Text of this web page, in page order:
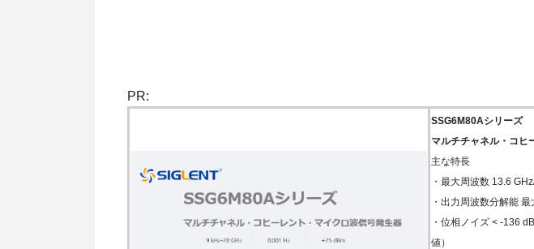
PR:
SSG6M80Aシリーズ
マルチチャネル・コヒ
主な特長
・最大周波数 13.6
・出力周波数分解能
・位相ノイズ < -136
値）